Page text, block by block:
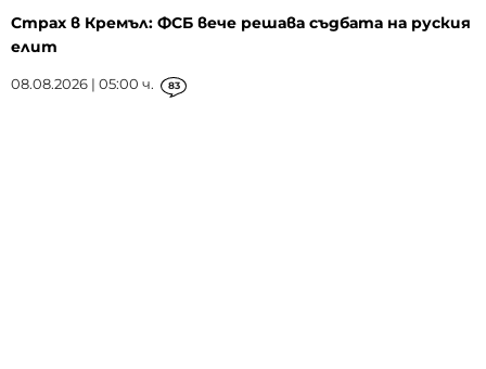
Страх в Кремъл: ФСБ вече решава съдбата на руския
елит
08.08.2026 | 05:00 ч. 83